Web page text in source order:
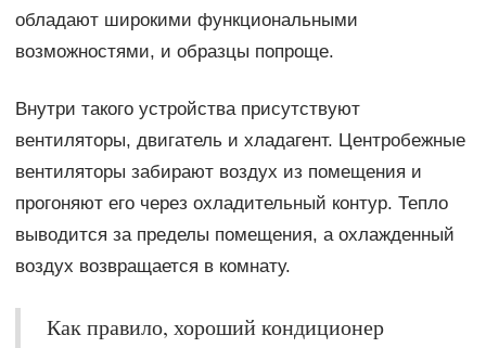
обладают широкими функциональными
возможностями, и образцы попроще.
Внутри такого устройства присутствуют
вентиляторы, двигатель и хладагент. Центробежные
вентиляторы забирают воздух из помещения и
прогоняют его через охладительный контур. Тепло
выводится за пределы помещения, а охлажденный
воздух возвращается в комнату.
Как правило, хороший кондиционер